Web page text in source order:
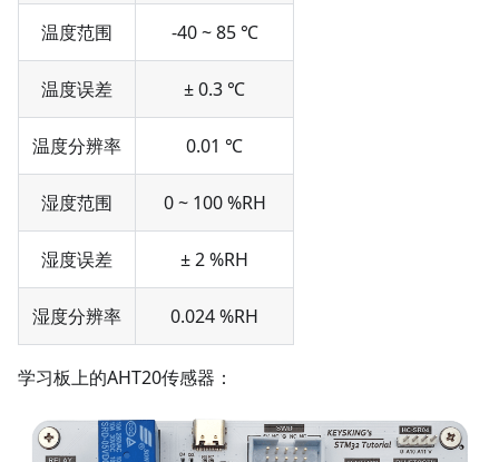
温度范围 -40 ~ 85 ℃
温度误差 ± 0.3 ℃
温度分辨率 0.01 ℃
湿度范围 0 ~ 100 %RH
湿度误差 ± 2 %RH
湿度分辨率 0.024 %RH
学习板上的AHT20传感器：